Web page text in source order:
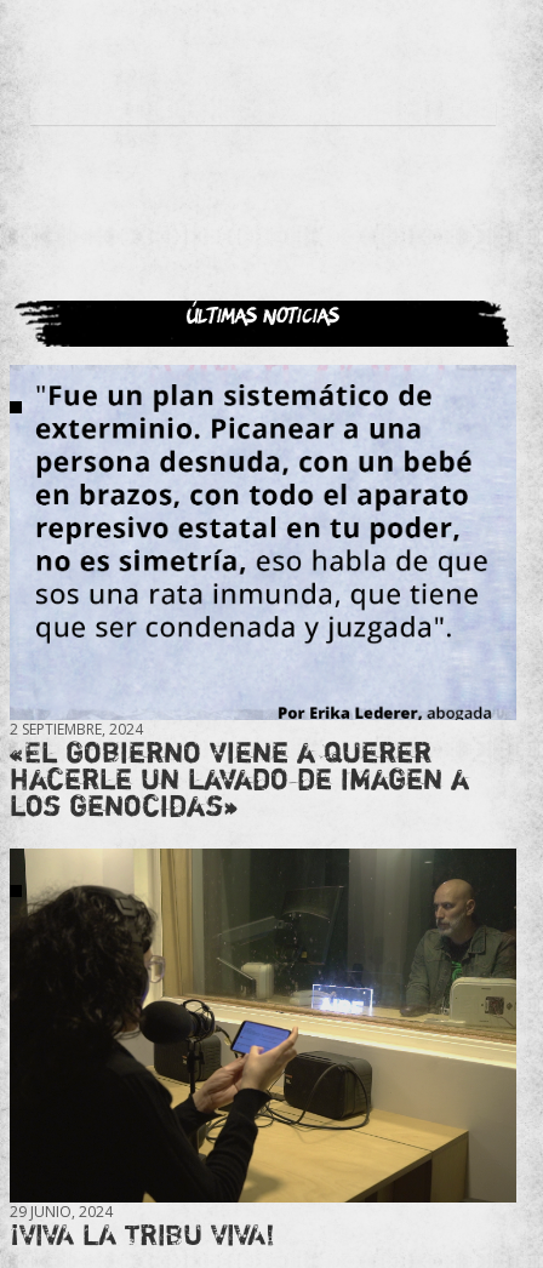
Últimas noticias
2 SEPTIEMBRE, 2024
«El gobierno viene a querer
hacerle un lavado de imagen a
los genocidas»
29 JUNIO, 2024
¡VIVA LA TRIBU VIVA!